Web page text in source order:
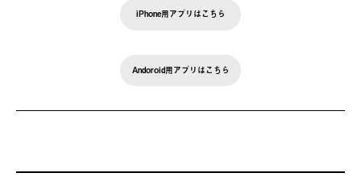
iPhone用アプリはこちら
Andoroid用アプリはこちら